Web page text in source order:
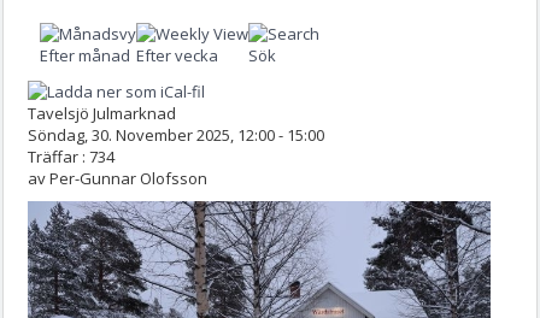
Efter månad Efter vecka Sök
Tavelsjö Julmarknad
Söndag, 30. November 2025, 12:00 - 15:00
Träffar : 734
avPer-Gunnar Olofsson